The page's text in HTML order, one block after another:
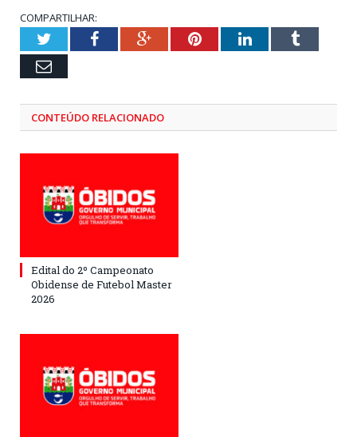
COMPARTILHAR:
TwitterFacebookGoogle+PinterestLinkedInTumblr
Email
CONTEÚDO RELACIONADO
Edital do 2º Campeonato
Obidense de Futebol Master
2026